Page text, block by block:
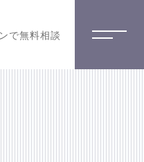
で無料相談